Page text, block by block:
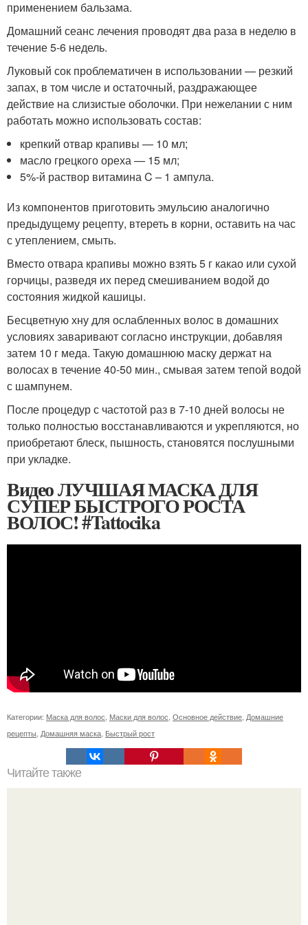
применением бальзама.
Домашний сеанс лечения проводят два раза в неделю в
течение 5-6 недель.
Луковый сок проблематичен в использовании — резкий
запах, в том числе и остаточный, раздражающее
действие на слизистые оболочки. При нежелании с ним
работать можно использовать состав:
крепкий отвар крапивы — 10 мл;
масло грецкого ореха — 15 мл;
5%-й раствор витамина C – 1 ампула.
Из компонентов приготовить эмульсию аналогично
предыдущему рецепту, втереть в корни, оставить на час
с утеплением, смыть.
Вместо отвара крапивы можно взять 5 г какао или сухой
горчицы, разведя их перед смешиванием водой до
состояния жидкой кашицы.
Бесцветную хну для ослабленных волос в домашних
условиях заваривают согласно инструкции, добавляя
затем 10 г меда. Такую домашнюю маску держат на
волосах в течение 40-50 мин., смывая затем тепой водой
с шампунем.
После процедур с частотой раз в 7-10 дней волосы не
только полностью восстанавливаются и укрепляются, но
приобретают блеск, пышность, становятся послушными
при укладке.
Видео ЛУЧШАЯ МАСКА ДЛЯ
СУПЕР БЫСТРОГО РОСТА
ВОЛОС! #Tattocika
Категории: Маска для волос, Маски для волос, Основное действие, Домашние
рецепты, Домашняя маска, Быстрый рост
Читайте также